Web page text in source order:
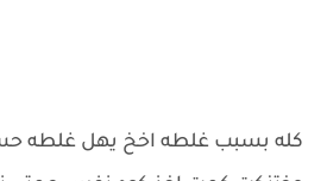
كله بسبب غلطه اخخ يهل غلطه